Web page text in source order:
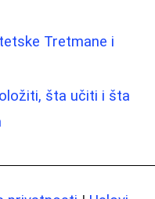
Tretmane i
šta učiti i šta